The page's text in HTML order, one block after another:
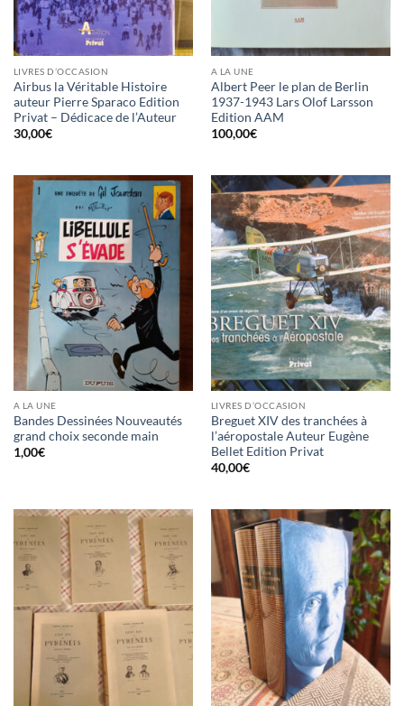
LIVRES D’OCCASION
Airbus la Véritable Histoire
auteur Pierre Sparaco Edition
Privat – Dédicace de l’Auteur
30,00€
A LA UNE
Albert Peer le plan de Berlin
1937-1943 Lars Olof Larsson
Edition AAM
100,00€
A LA UNE
Bandes Dessinées Nouveautés
grand choix seconde main
1,00€
LIVRES D’OCCASION
Breguet XIV des tranchées à
l’aéropostale Auteur Eugène
Bellet Edition Privat
40,00€